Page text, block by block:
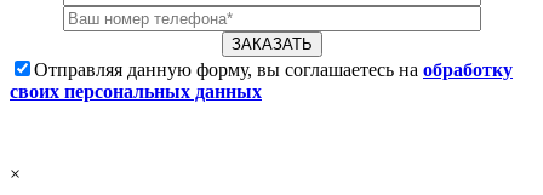
Отправляя данную форму, вы соглашаетесь на обработку
своих персональных данных
×